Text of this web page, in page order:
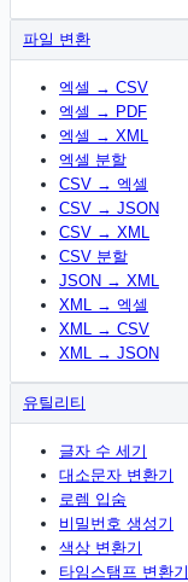
파일 변환
엑셀 → CSV
엑셀 → PDF
엑셀 → XML
엑셀 분할
CSV → 엑셀
CSV → JSON
CSV → XML
CSV 분할
JSON → XML
XML → 엑셀
XML → CSV
XML → JSON
유틸리티
글자 수 세기
대소문자 변환기
로렘 입숨
비밀번호 생성기
색상 변환기
타임스탬프 변환기